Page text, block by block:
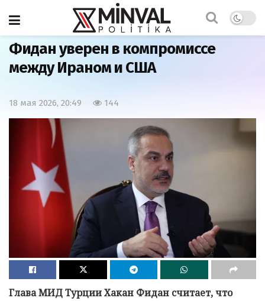
Главная
Фидан уверен в компромиссе
между Ираном и США
18 мая 2026, 20:49 144
Глава МИД Турции Хакан Фидан считает, что